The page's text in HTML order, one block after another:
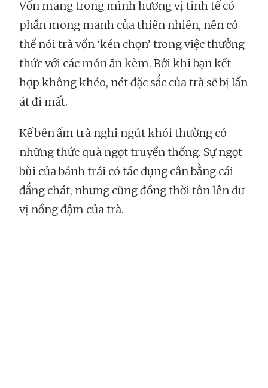
Vốn mang trong mình hương vị tinh tế có
phần mong manh của thiên nhiên, nên có
thể nói trà vốn ‘kén chọn’ trong việc thưởng
thức với các món ăn kèm. Bởi khi bạn kết
hợp không khéo, nét đặc sắc của trà sẽ bị lấn
át đi mất.
Kế bên ấm trà nghi ngút khói thường có
những thức quà ngọt truyền thống. Sự ngọt
bùi của bánh trái có tác dụng cân bằng cái
đắng chát, nhưng cũng đồng thời tôn lên dư
vị nồng đậm của trà.